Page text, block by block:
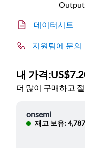
데이터시트
지원팀에 문의
내 가격:
더 많이 구매하고
onsemi
재고 보유: 4,787